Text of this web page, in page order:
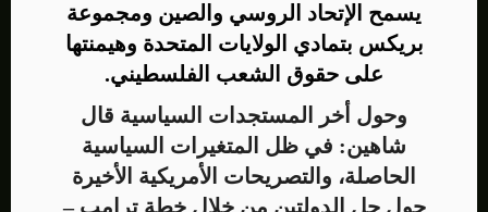
يسمح الإتحاد الروسي والصين ومجموعة
بريكس بتمادي الولايات المتحدة وهيمنتها
على حقوق الشعب الفلسطيني.
وحول أخر المستجدات السياسية قال
شاهين: في ظل المتغيرات السياسية
الحاصلة، والتصريحات الأمريكية الأخيرة
حول حل الدولتين من خلال خطة ترامب –